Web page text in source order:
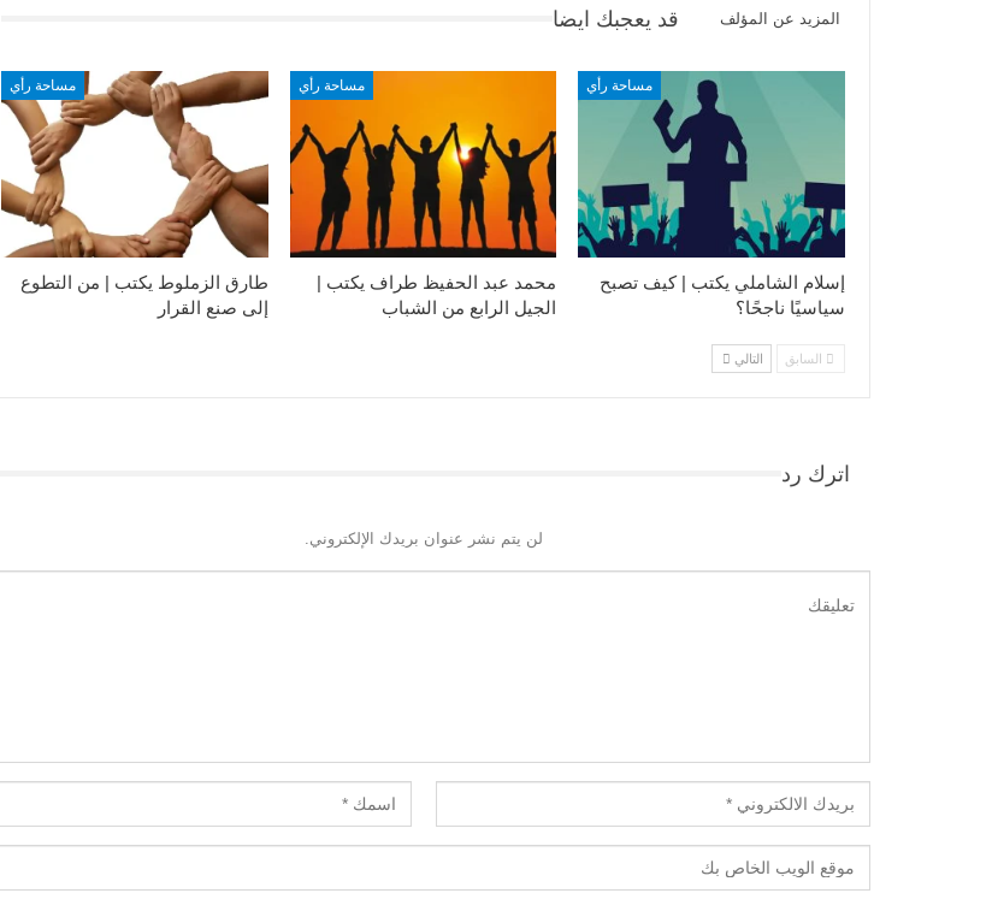
قد يعجبك ايضا المزيد عن المؤلف
مساحة رأي
طارق الزملوط يكتب | من التطوع
إلى صنع القرار
مساحة رأي
محمد عبد الحفيظ طراف يكتب |
الجيل الرابع من الشباب
مساحة رأي
إسلام الشاملي يكتب | كيف تصبح
سياسيًا ناجحًا؟
السابق التالي
اترك رد
لن يتم نشر عنوان بريدك الإلكتروني.